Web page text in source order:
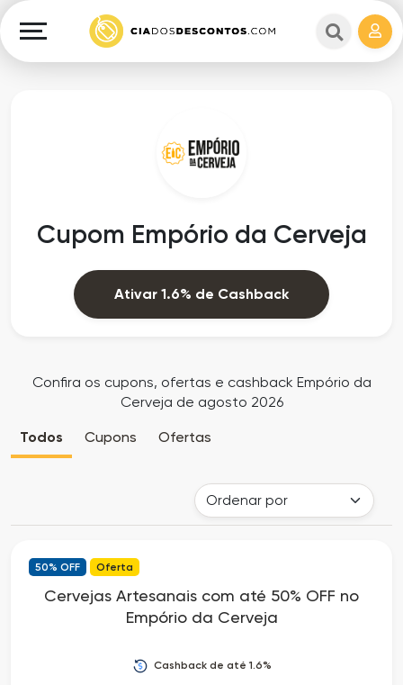
Cashback
Lojas
Datas
Especiais
Ofertas
os
Departamentos
Explorar
Cupons
Dinheiro
Ajuda
Cupom Empório da Cerveja
Ativar 1.6% de Cashback
Confira os cupons, ofertas e cashback Empório da
Cerveja de agosto 2026
Todos Cupons Ofertas
50% OFF Oferta
Cervejas Artesanais com até 50% OFF no
Empório da Cerveja
Cashback de até 1.6%